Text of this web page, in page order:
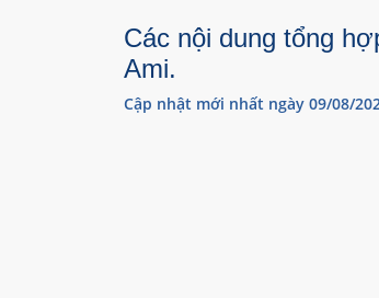
Các nội dung tổng
Ami.
Cập nhật mới nhất ngày 09/08/